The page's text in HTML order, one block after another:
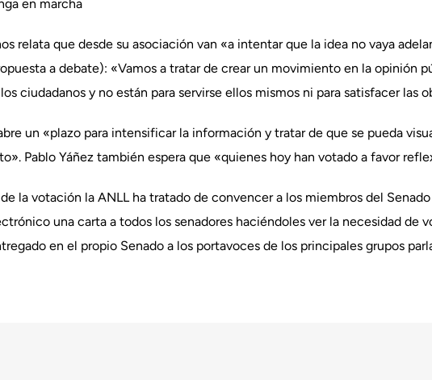
en marcha
relata que desde su asociación van «a intentar que la idea no vaya
a debate): «Vamos a tratar de crear un movimiento en la opinión
ciudadanos y no están para servirse ellos mismos ni para satisfacer las
un «plazo para intensificar la información y tratar de que se pueda
Pablo Yáñez también espera que «quienes hoy han votado a favor
la votación la ANLL ha tratado de convencer a los miembros del
una carta a todos los senadores haciéndoles ver la necesidad de
en el propio Senado a los portavoces de los principales grupos